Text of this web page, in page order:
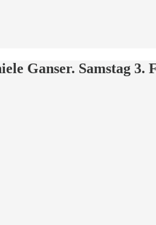
Ganser. Samstag 3.